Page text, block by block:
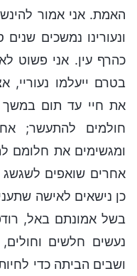
האמת. אני אמור
ונעורינו נמשכים
כהרף עין. אני פשוט
בטרם ייעלמו נעוריי,
את חיי עד תום במשך
חולמים להתעשר;
ומגשימים את חלומם
אחרים שואפים לשגשג
כן נישאים לאישה
בשל אמונתם באל,
נעשים חלשים
ושבים הביתה כדי